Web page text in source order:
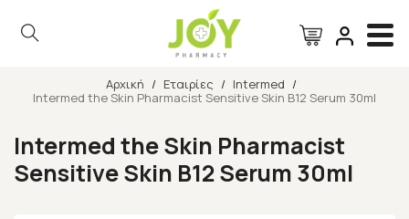
Αρχική / Εταιρίες / Intermed /
Intermed the Skin Pharmacist Sensitive Skin B12 Serum 30ml
Intermed the Skin Pharmacist
Sensitive Skin B12 Serum 30ml